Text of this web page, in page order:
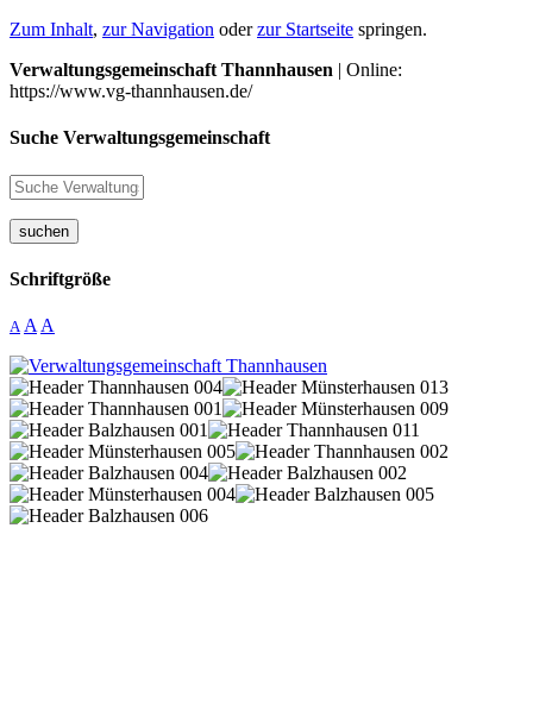
Zum Inhalt, zur Navigation oderzur Startseite springen.
Verwaltungsgemeinschaft Thannhausen | Online:
https://www.vg-thannhausen.de/
Suche Verwaltungsgemeinschaft
suchen
Schriftgröße
A A A